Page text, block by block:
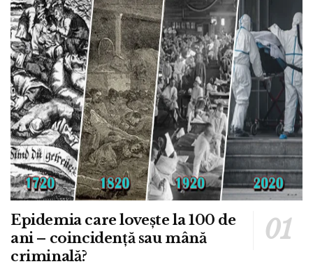
Epidemia care lovește la 100 de
ani – coincidență sau mână
criminală?